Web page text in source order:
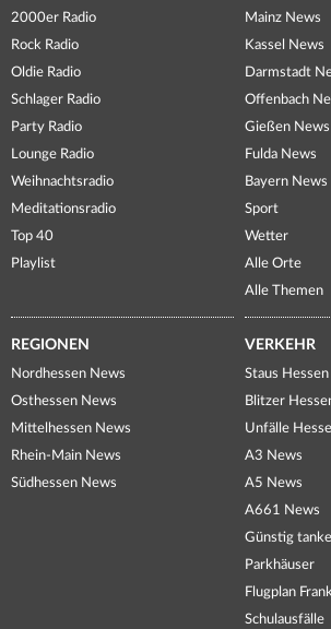
2000er Radio
Rock Radio
Oldie Radio
Schlager Radio
Party Radio
Lounge Radio
Weihnachtsradio
Meditationsradio
Top 40
Playlist
Mainz News
Kassel News
Darmstadt
Offenbach
Gießen News
Fulda News
Bayern News
Sport
Wetter
Alle Orte
Alle Themen
REGIONEN
Nordhessen News
Osthessen News
Mittelhessen News
Rhein-Main News
Südhessen News
VERKEHR
Staus Hessen
Blitzer
Unfälle
A3 News
A5 News
A661 News
Günstig
Parkhäuser
Flugplan
Schulausfälle